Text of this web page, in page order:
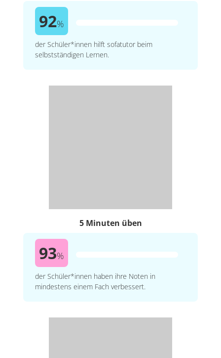
92%
der Schüler*innen hilft sofatutor beim
selbstständigen Lernen.
5 Minuten üben
93%
der Schüler*innen haben ihre Noten in
mindestens einem Fach verbessert.